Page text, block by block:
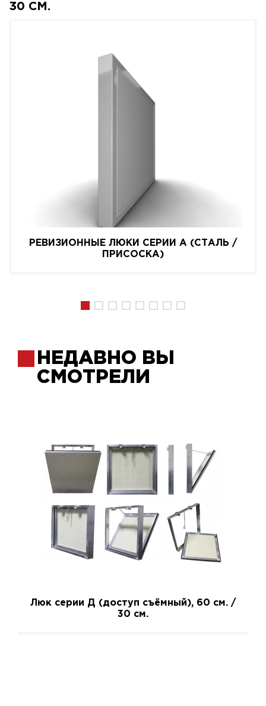
30 СМ.
РЕВИЗИОННЫЕ ЛЮКИ СЕРИИ A (СТАЛЬ /
ПРИСОСКА)
НЕДАВНО ВЫ
СМОТРЕЛИ
Люк серии Д (доступ съёмный), 60 см. /
30 см.